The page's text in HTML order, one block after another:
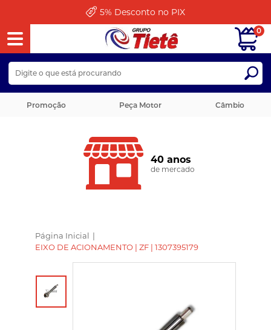
5% Desconto no PIX
Promoção Peça Motor Câmbio
0
40 anos
de mercado
Página Inicial |
EIXO DE ACIONAMENTO | ZF | 1307395179